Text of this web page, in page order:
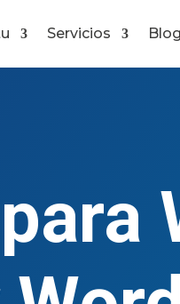
Servicios Blog